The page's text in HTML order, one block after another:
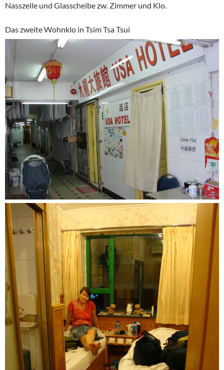
Nasszelle und Glasscheibe zw. Zimmer und Klo.
Das zweite Wohnklo in Tsim Tsa Tsui